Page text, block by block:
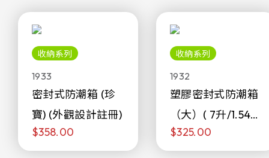
收納系列
1933
密封式防潮箱 (珍
寶) (外觀設計註冊)
$358.00
收納系列
1932
塑膠密封式防潮箱
（大）( 7升/1.54加
侖)
$325.00